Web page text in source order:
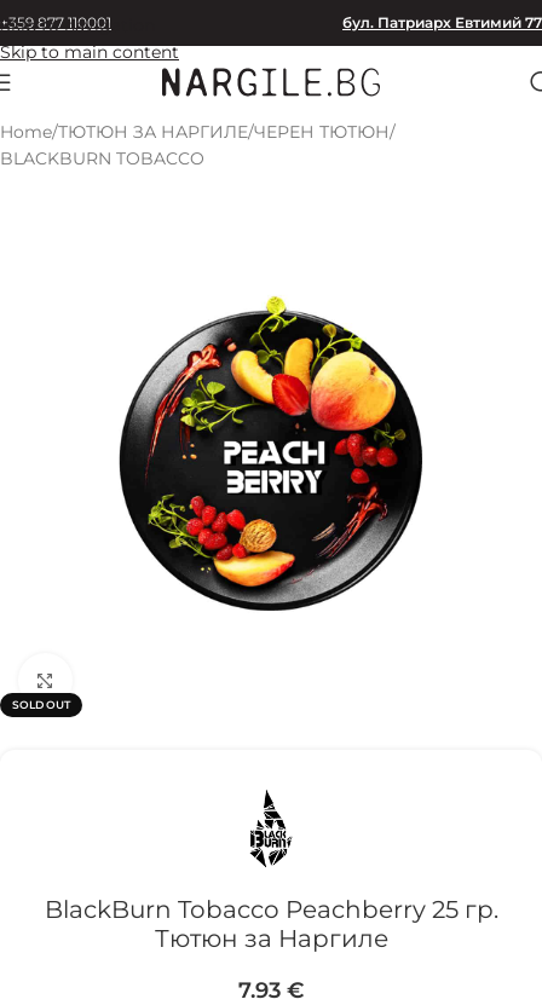
Skip to navigation
Skip to main content
+359 877 110001 бул. Патриарх Евтимий 77
Home/ТЮТЮН ЗА НАРГИЛЕ/ЧЕРЕН ТЮТЮН/
BLACKBURN TOBACCO
SOLD OUT
BlackBurn Tobacco Peachberry 25 гр.
Тютюн за Наргиле
7.93 €